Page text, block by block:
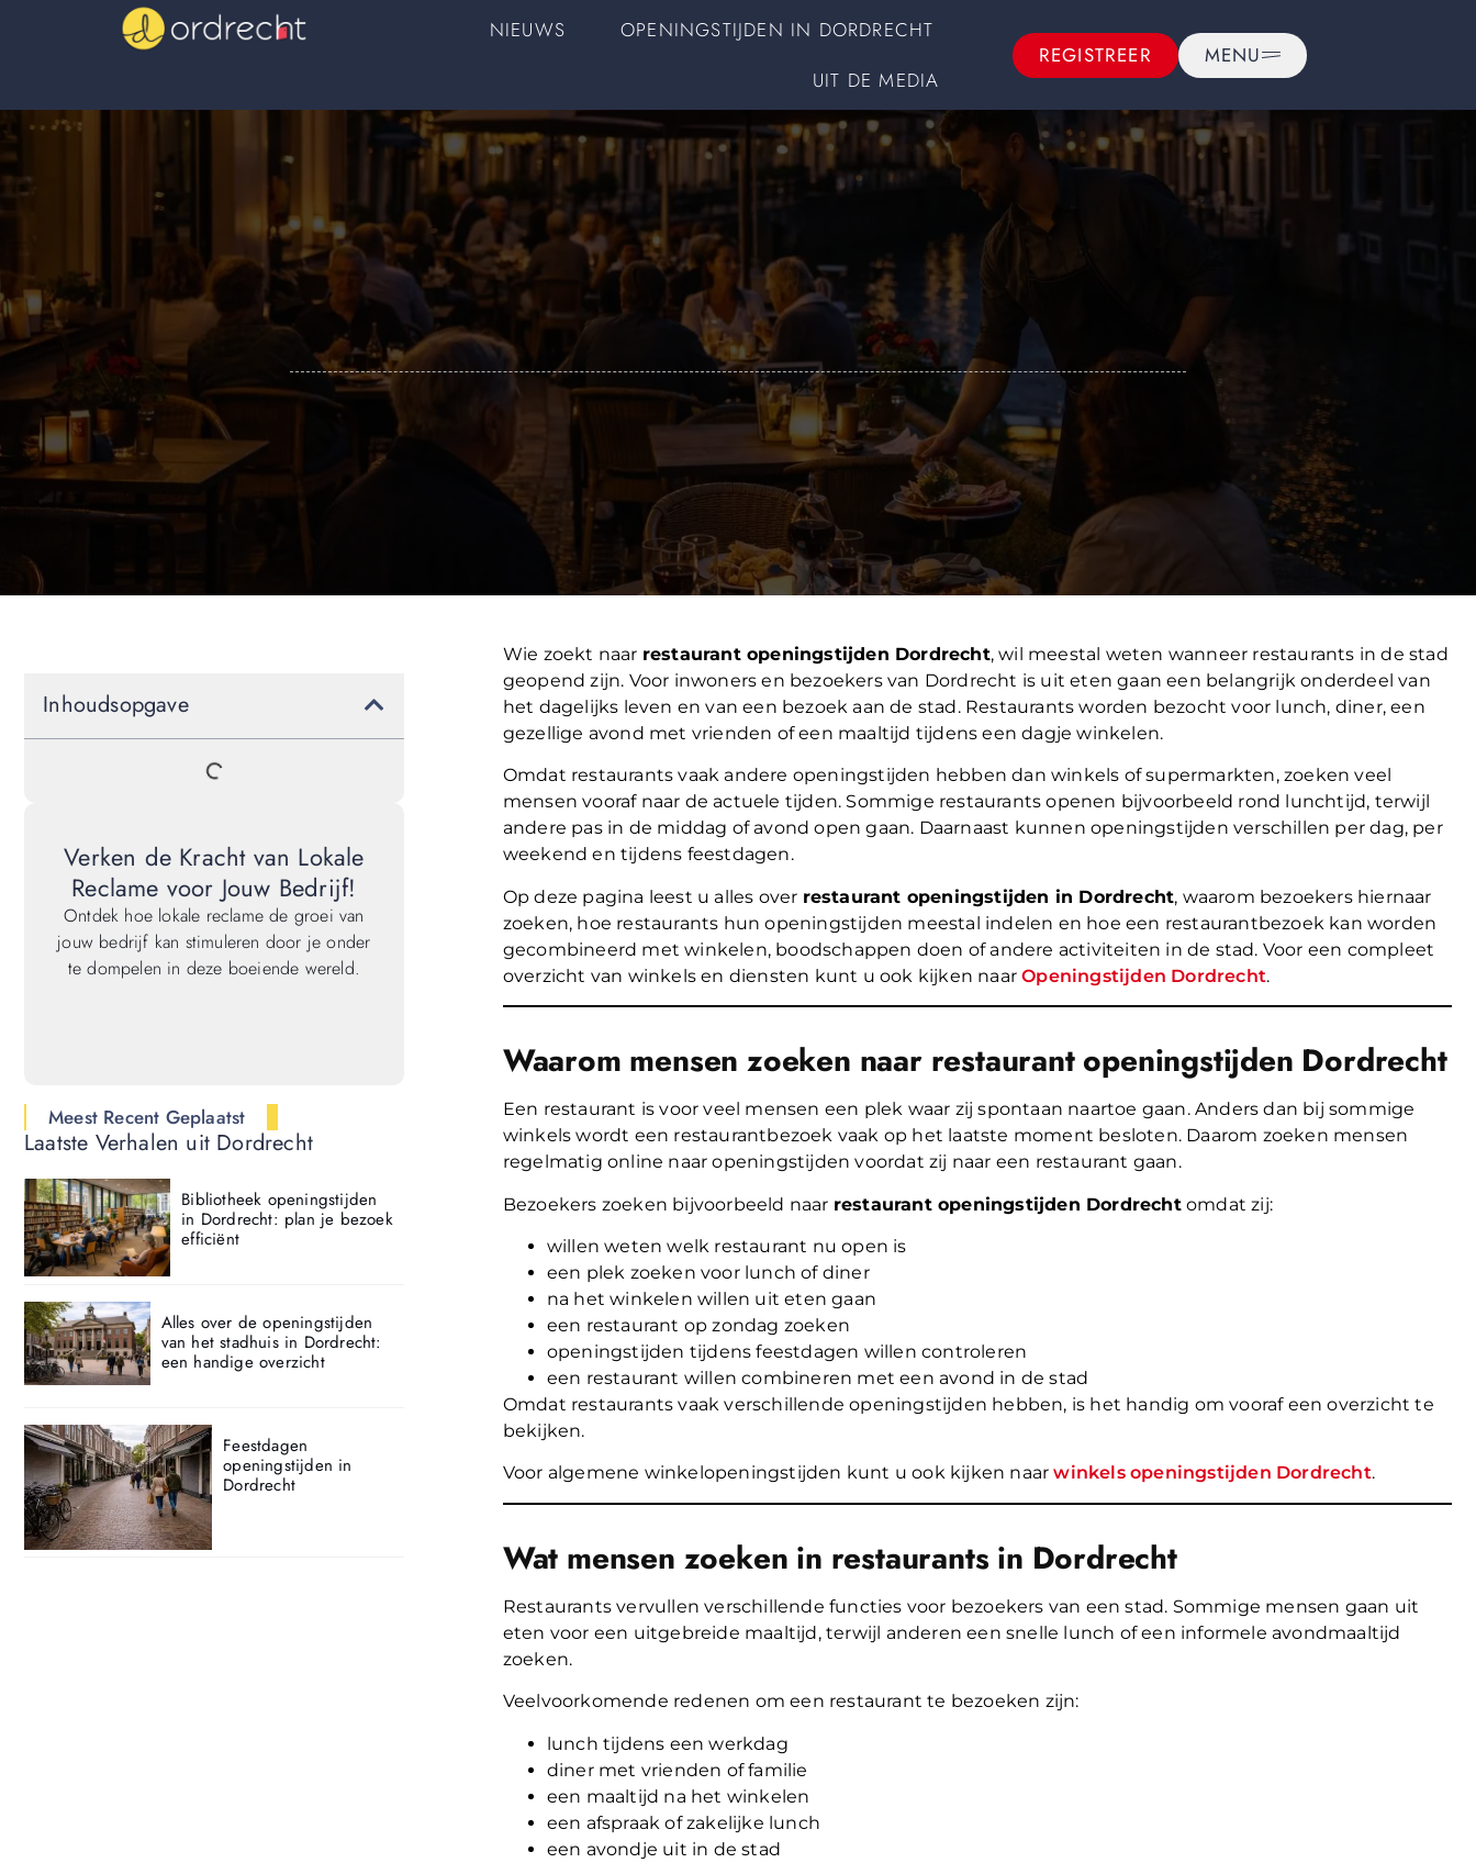
NIEUWS
OPENINGSTIJDEN IN DORDRECHT
UIT DE MEDIA
REGISTREER MENU
Wie zoekt naar restaurant openingstijden Dordrecht, wil meestal weten wanneer restaurants in de stad
geopend zijn. Voor inwoners en bezoekers van Dordrecht is uit eten gaan een belangrijk onderdeel van
het dagelijks leven en van een bezoek aan de stad. Restaurants worden bezocht voor lunch, diner, een
gezellige avond met vrienden of een maaltijd tijdens een dagje winkelen.
Omdat restaurants vaak andere openingstijden hebben dan winkels of supermarkten, zoeken veel
mensen vooraf naar de actuele tijden. Sommige restaurants openen bijvoorbeeld rond lunchtijd, terwijl
andere pas in de middag of avond open gaan. Daarnaast kunnen openingstijden verschillen per dag, per
weekend en tijdens feestdagen.
Op deze pagina leest u alles over restaurant openingstijden in Dordrecht, waarom bezoekers hiernaar
zoeken, hoe restaurants hun openingstijden meestal indelen en hoe een restaurantbezoek kan worden
gecombineerd met winkelen, boodschappen doen of andere activiteiten in de stad. Voor een compleet
overzicht van winkels en diensten kunt u ook kijken naarOpeningstijden Dordrecht.
Waarom mensen zoeken naar restaurant openingstijden Dordrecht
Een restaurant is voor veel mensen een plek waar zij spontaan naartoe gaan. Anders dan bij sommige
winkels wordt een restaurantbezoek vaak op het laatste moment besloten. Daarom zoeken mensen
regelmatig online naar openingstijden voordat zij naar een restaurant gaan.
Bezoekers zoeken bijvoorbeeld naar restaurant openingstijden Dordrechtomdat zij:
willen weten welk restaurant nu open is
een plek zoeken voor lunch of diner
na het winkelen willen uit eten gaan
een restaurant op zondag zoeken
openingstijden tijdens feestdagen willen controleren
een restaurant willen combineren met een avond in de stad
Omdat restaurants vaak verschillende openingstijden hebben, is het handig om vooraf een overzicht te
bekijken.
Voor algemene winkelopeningstijden kunt u ook kijken naarwinkels openingstijden Dordrecht.
Wat mensen zoeken in restaurants in Dordrecht
Restaurants vervullen verschillende functies voor bezoekers van een stad. Sommige mensen gaan uit
eten voor een uitgebreide maaltijd, terwijl anderen een snelle lunch of een informele avondmaaltijd
zoeken.
Veelvoorkomende redenen om een restaurant te bezoeken zijn:
lunch tijdens een werkdag
diner met vrienden of familie
een maaltijd na het winkelen
een afspraak of zakelijke lunch
een avondje uit in de stad
Inhoudsopgave
Verken de Kracht van Lokale
Reclame voor Jouw Bedrijf!
Ontdek hoe lokale reclame de groei van
jouw bedrijf kan stimuleren door je onder
te dompelen in deze boeiende wereld.
Meest Recent Geplaatst
Laatste Verhalen uit Dordrecht
Bibliotheek openingstijden
in Dordrecht: plan je bezoek
efficiënt
Alles over de openingstijden
van het stadhuis in Dordrecht:
een handige overzicht
Feestdagen
openingstijden in
Dordrecht